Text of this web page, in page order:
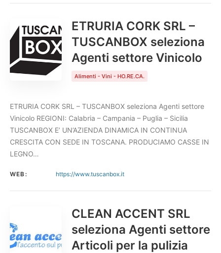
ETRURIA CORK SRL –
TUSCANBOX seleziona
Agenti settore Vinicolo
Alimenti - Vini - HO.RE.CA.
ETRURIA CORK SRL – TUSCANBOX seleziona Agenti settore
Vinicolo REGIONI: Calabria – Campania – Puglia – Sicilia
TUSCANBOX E’ UN’AZIENDA DINAMICA IN CONTINUA
CRESCITA CON SEDE IN TOSCANA. PRODUCIAMO CASSE IN
LEGNO…
WEB: https://www.tuscanbox.it
CLEAN ACCENT SRL
seleziona Agenti settore
Articoli per la pulizia